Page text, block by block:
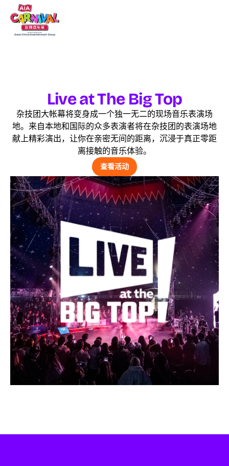
Live at The Big Top
杂技团大帐幕将变身成一个独一无二的现场音乐表演场
地。来自本地和国际的众多表演者将在杂技团的表演场地
献上精彩演出，让你在亲密无间的距离，沉浸于真正零距
离接触的音乐体验。
查看活动